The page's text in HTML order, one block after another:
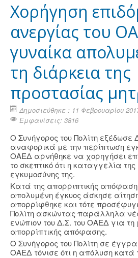
Χορήγηση
ανεργίας του
γυναίκα
τη διάρκεια της
προστασίας
Δημοσιεύθηκε : 11 Φεβρουαρίου
Εμφανίσεις: 3816
Ο Συνήγορος του Πολίτη εξέδωσε
αναφορικά με την περίπτωση
ΟΑΕΔ αρνήθηκε να χορηγήσει
το σκεπτικό ότι η καταγγελία
εγκυμοσύνης της.
Κατά της απορριπτικής
απολυμένη έγκυος άσκησε
απορρίφθηκε και τότε
Πολίτη ασκώντας παράλληλα
ενώπιον του Δ.Σ. του ΟΑΕΔ για τη
απορρίπτικής απόφασης.
Ο Συνήγορος του Πολίτη σε
ΟΑΕΔ τόνισε ότι η απόλυση κατά